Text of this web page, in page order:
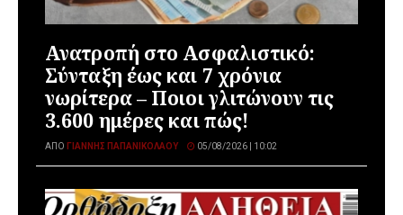
Ανατροπή στο Ασφαλιστικό:
Σύνταξη έως και 7 χρόνια
νωρίτερα – Ποιοι γλιτώνουν τις
3.600 ημέρες και πώς!
ΑΠΌ ΓΙΆΝΝΗΣ ΠΑΠΑΝΙΚΟΛΆΟΥ 05/08/2026 | 10:02